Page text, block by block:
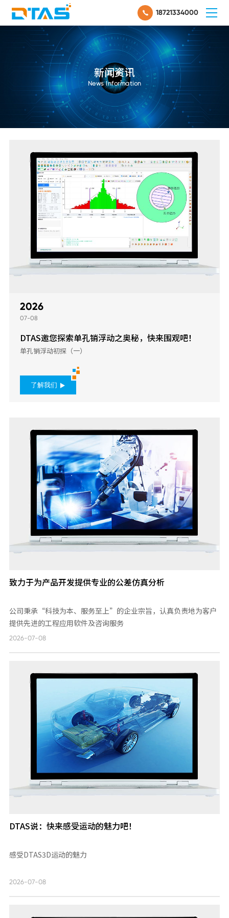
18721334000
新闻资讯
News Information
2026
07-08
DTAS邀您探索单孔销浮动之奥秘，快来围观吧！
单孔销浮动初探（一）
了解我们
致力于为产品开发提供专业的公差仿真分析
公司秉承“科技为本、服务至上”的企业宗旨，认真负责地为客户
提供先进的工程应用软件及咨询服务
2026-07-08
DTAS说：快来感受运动的魅力吧！
感受DTAS3D运动的魅力
2026-07-08